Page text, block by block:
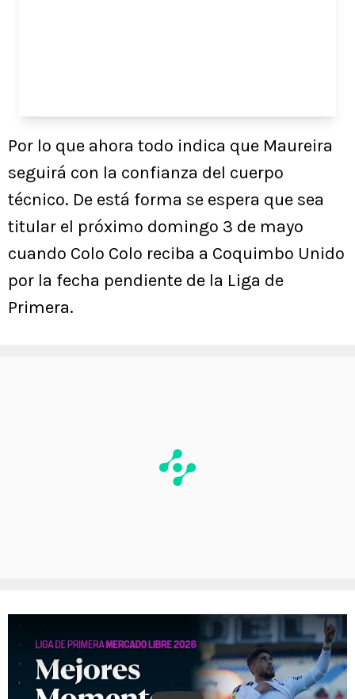
Por lo que ahora todo indica que Maureira
seguirá con la confianza del cuerpo
técnico. De está forma se espera que sea
titular el próximo domingo 3 de mayo
cuando Colo Colo reciba a Coquimbo Unido
por la fecha pendiente de la Liga de
Primera.